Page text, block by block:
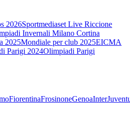
2026Sportmediaset Live Riccione
Invernali Milano Cortina
2025Mondiale per club 2025EICMA
Parigi 2024Olimpiadi Parigi
FiorentinaFrosinoneGenoaInter